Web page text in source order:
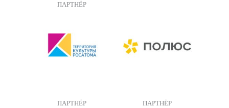
ПАРТНЁР
ПАРТНЁР ПАРТНЁР